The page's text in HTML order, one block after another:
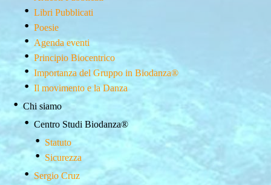
Libri Pubblicati
Poesie
Agenda eventi
Principio Biocentrico
Importanza del Gruppo in Biodanza®
Il movimento e la Danza
Chi siamo
Centro Studi Biodanza­®
Statuto
Sicurezza
Sergio Cruz